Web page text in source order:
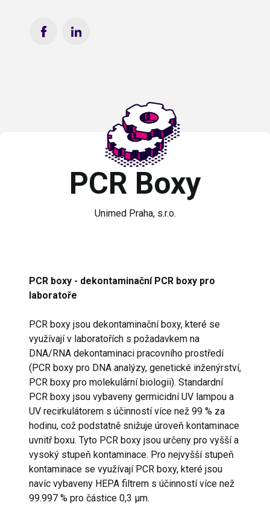
PCR Boxy
Unimed Praha, s.r.o.
PCR boxy - dekontaminační PCR boxy pro
laboratoře
PCR boxy jsou dekontaminační boxy, které se
využívají v laboratořích s požadavkem na
DNA/RNA dekontaminaci pracovního prostředí
(PCR boxy pro DNA analýzy, genetické inženýrství,
PCR boxy pro molekulární biologii). Standardní
PCR boxy jsou vybaveny germicidní UV lampou a
UV recirkulátorem s účinností více než 99 % za
hodinu, což podstatně snižuje úroveň kontaminace
uvnitř boxu. Tyto PCR boxy jsou určeny pro vyšší a
vysoký stupeň kontaminace. Pro nejvyšší stupeň
kontaminace se využívají PCR boxy, které jsou
navíc vybaveny HEPA filtrem s účinností více než
99.997 % pro částice 0,3 µm.